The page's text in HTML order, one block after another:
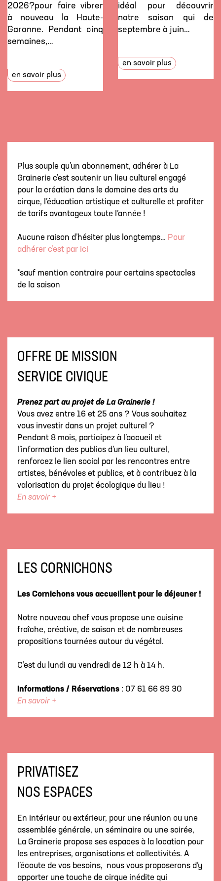
2026?pour faire vibrer
à nouveau la Haute-
Garonne. Pendant cinq
semaines,…
en savoir plus
idéal pour découvrir
notre saison qui de
septembre à juin…
en savoir plus
Plus souple qu’un abonnement, adhérer à La
Grainerie c’est soutenir un lieu culturel engagé
pour la création dans le domaine des arts du
cirque, l’éducation artistique et culturelle et profiter
de tarifs avantageux toute l’année !
Aucune raison d’hésiter plus longtemps… Pour
adhérer c’est par ici
*sauf mention contraire pour certains spectacles
de la saison
OFFRE DE MISSION
SERVICE CIVIQUE
Prenez part au projet de La Grainerie !
Vous avez entre 16 et 25 ans ? Vous souhaitez
vous investir dans un projet culturel ?
Pendant 8 mois, participez à l’accueil et
l’information des publics d’un lieu culturel,
renforcez le lien social par les rencontres entre
artistes, bénévoles et publics, et à contribuez à la
valorisation du projet écologique du lieu !
En savoir +
LES CORNICHONS
Les Cornichons vous accueillent pour le déjeuner !
Notre nouveau chef vous propose une cuisine
fraîche, créative, de saison et de nombreuses
propositions tournées autour du végétal.
C’est du lundi au vendredi de 12 h à 14 h.
Informations / Réservations : 07 61 66 89 30
En savoir +
PRIVATISEZ
NOS ESPACES
En intérieur ou extérieur, pour une réunion ou une
assemblée générale, un séminaire ou une soirée,
La Grainerie propose ses espaces à la location pour
les entreprises, organisations et collectivités. A
l’écoute de vos besoins, nous vous proposerons d’y
apporter une touche de cirque inédite qui